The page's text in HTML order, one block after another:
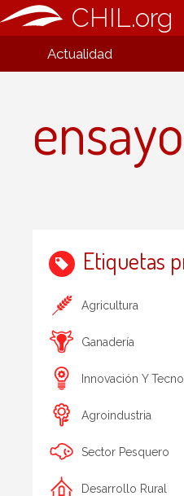
CHIL.org
Actualidad
Etiquetas
Agricultura
Ganadería
Innovación Y
Agroindustria
Sector Pesquero
Desarrollo Rural